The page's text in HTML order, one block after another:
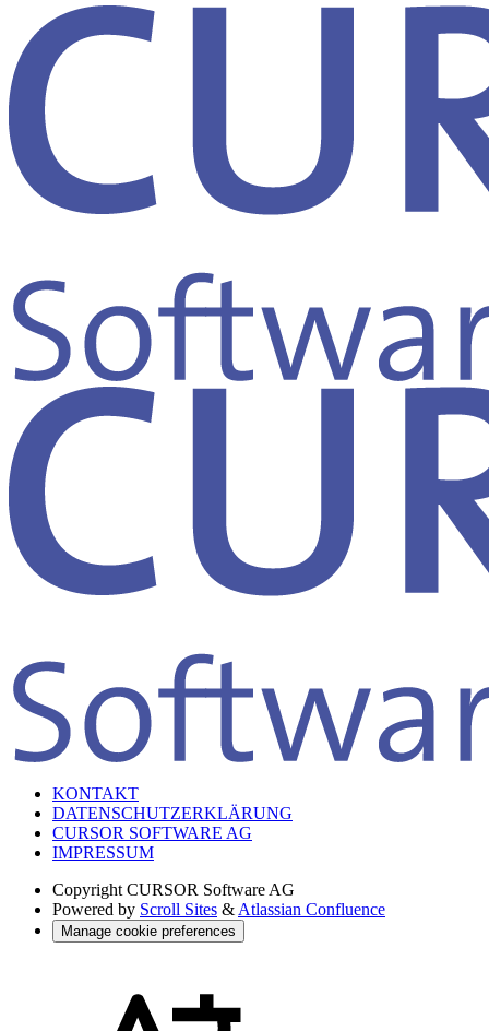
KONTAKT
DATENSCHUTZERKLÄRUNG
CURSOR SOFTWARE AG
IMPRESSUM
Copyright CURSOR Software AG
Powered by Scroll Sites &Atlassian Confluence
Manage cookie preferences